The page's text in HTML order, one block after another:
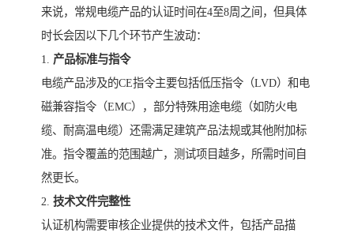
来说，常规电缆产品的认证时间在4至8周之间，但具体
时长会因以下几个环节产生波动：
1. 产品标准与指令
电缆产品涉及的CE指令主要包括低压指令（LVD）和电
磁兼容指令（EMC），部分特殊用途电缆（如防火电
缆、耐高温电缆）还需满足建筑产品法规或其他附加标
准。指令覆盖的范围越广，测试项目越多，所需时间自
然更长。
2. 技术文件完整性
认证机构需要审核企业提供的技术文件，包括产品描